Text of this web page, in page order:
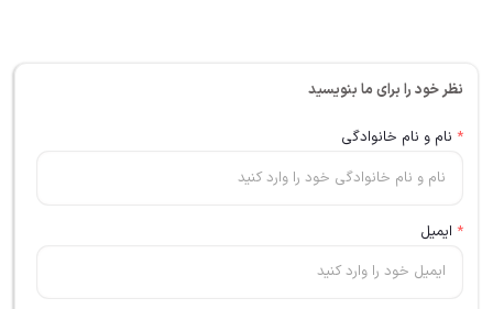
نظر خود را برای ما بنویسید
* نام و نام خانوادگی
* ایمیل